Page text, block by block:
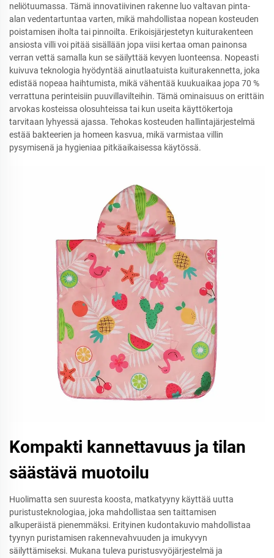
neliötuumassa. Tämä innovatiivinen rakenne luo valtavan pinta-
alan vedentartuntaa varten, mikä mahdollistaa nopean kosteuden
poistamisen iholta tai pinnoilta. Erikoisjärjestetyn kuiturakenteen
ansiosta villi voi pitää sisällään jopa viisi kertaa oman painonsa
verran vettä samalla kun se säilyttää kevyen luonteensa. Nopeasti
kuivuva teknologia hyödyntää ainutlaatuista kuiturakennetta, joka
edistää nopeaa haihtumista, mikä vähentää kuukuaikaa jopa 70 %
verrattuna perinteisiin puuvillavilteihin. Tämä ominaisuus on erittäin
arvokas kosteissa olosuhteissa tai kun useita käyttökertoja
tarvitaan lyhyessä ajassa. Tehokas kosteuden hallintajärjestelmä
estää bakteerien ja homeen kasvua, mikä varmistaa villin
pysymisenä ja hygieniaa pitkäaikaisessa käytössä.
Kompakti kannettavuus ja tilan
säästävä muotoilu
Huolimatta sen suuresta koosta, matkatyyny käyttää uutta
puristusteknologiaa, joka mahdollistaa sen taittamisen
alkuperäistä pienemmäksi. Erityinen kudontakuvio mahdollistaa
tyynyn puristamisen rakennevahvuuden ja imukyvyn
säilyttämiseksi. Mukana tuleva puristusvyöjärjestelmä ja